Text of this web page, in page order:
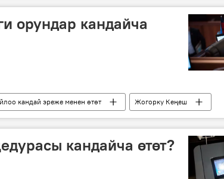
орундар кандайча
кандай эреже менен өтөт
Жогорку Кеңеш
саясий партиялар
добуш берүү
кандайча өтөт?